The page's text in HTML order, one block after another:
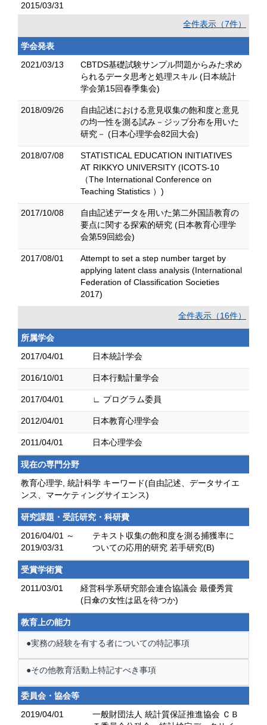
2015/03/31
全件表示（7件）
学会発表
2021/03/13
CBTDS基礎試験サンプル問題からみた求め
られるデータ思考と処理スキル (日本統計
学会第15回春季集会)
2018/09/26
自由記述における意見収集の飽和度と意見
の均一性を測る試み－ジップ分布を用いた
研究－ (日本心理学会82回大会)
2018/07/08
STATISTICAL EDUCATION INITIATIVES
AT RIKKYO UNIVERSITY (ICOTS-10
（The International Conference on
Teaching Statistics ）)
2017/10/08
自由記述データを用いた第二外国語教育の
要点に関する探索的研究 (日本教育心理学
会第59回総会)
2017/08/01
Attempt to set a step number target by
applying latent class analysis (International
Federation of Classification Societies
2017)
全件表示（16件）
所属学会
2017/04/01
日本統計学会
2016/10/01 日本行動計量学会
2017/04/01 ∟ プログラム委員
2012/04/01 日本教育心理学会
2011/04/01 日本心理学会
現在の専門分野
教育心理学, 統計科学 キーワード(自由記述、データサイエ
ンス、マーケティングサイエンス)
研究課題・受託研究・科研費
2016/04/01 ～
2019/03/31
テキスト収集の飽和度を測る捕獲率に
ついての応用的研究 若手研究(B)
受賞学術賞
2011/03/01
経営科学系研究部会連合協議会 最優秀賞
(日傘の女性は凪を待つか)
教育上の能力
●実務の経験を有する者についての特記事項
●その他教育活動上特記すべき事項
委員会・協会等
2019/04/01
一般財団法人 統計質保証推進協会 ＣＢ